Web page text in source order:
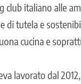
club italiano alle
di tutela e
cucina e
lavorato dal